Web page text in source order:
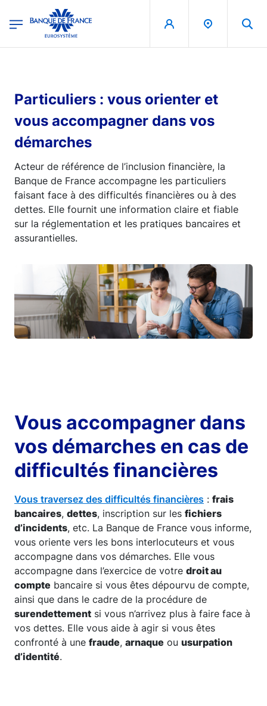
Banque de France - Menu Principal
Particuliers : vous orienter et
vous accompagner dans vos
démarches
Acteur de référence de l’inclusion financière, la
Banque de France accompagne les particuliers
faisant face à des difficultés financières ou à des
dettes. Elle fournit une information claire et fiable
sur la réglementation et les pratiques bancaires et
assurantielles.
Vous accompagner dans
vos démarches en cas de
difficultés financières
Vous traversez des difficultés financières : frais
bancaires, dettes, inscription sur les fichiers
d’incidents, etc. La Banque de France vous informe,
vous oriente vers les bons interlocuteurs et vous
accompagne dans vos démarches. Elle vous
accompagne dans l’exercice de votre droit au
compte bancaire si vous êtes dépourvu de compte,
ainsi que dans le cadre de la procédure de
surendettement si vous n’arrivez plus à faire face à
vos dettes. Elle vous aide à agir si vous êtes
confronté à une fraude, arnaque ou usurpation
d’identité.